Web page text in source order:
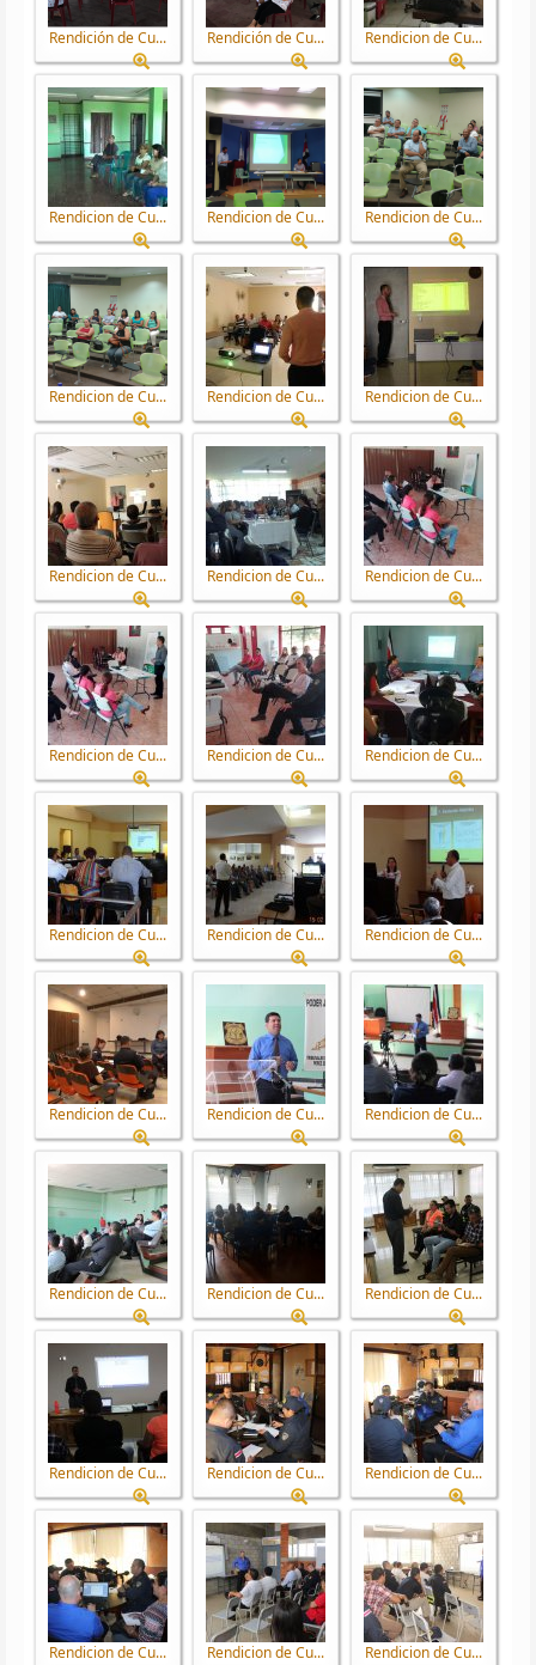
Rendición de Cu... Rendición de Cu... Rendicion de Cu...
Rendicion de Cu... Rendicion de Cu... Rendicion de Cu...
Rendicion de Cu... Rendicion de Cu... Rendicion de Cu...
Rendicion de Cu... Rendicion de Cu... Rendicion de Cu...
Rendicion de Cu... Rendicion de Cu... Rendicion de Cu...
Rendicion de Cu... Rendicion de Cu... Rendicion de Cu...
Rendicion de Cu... Rendicion de Cu... Rendicion de Cu...
Rendicion de Cu... Rendicion de Cu... Rendicion de Cu...
Rendicion de Cu... Rendicion de Cu... Rendicion de Cu...
Rendicion de Cu... Rendicion de Cu... Rendicion de Cu...